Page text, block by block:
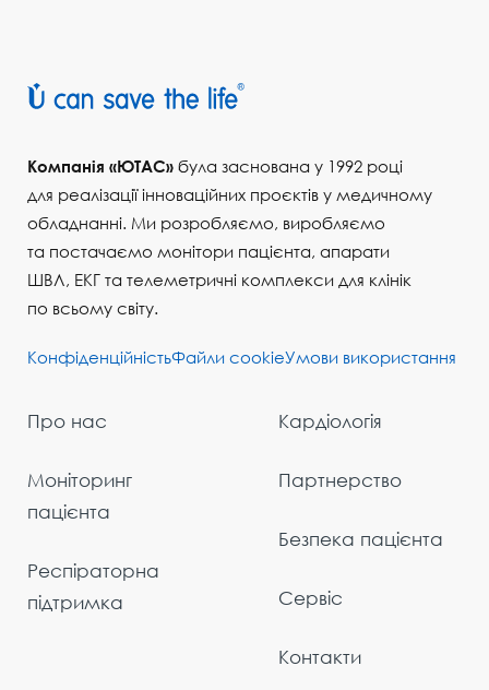
Компанія «ЮТАС»була заснована у 1992 році
для реалізації інноваційних проєктів у медичному
обладнанні. Ми розробляємо, виробляємо
та постачаємо монітори пацієнта, апарати
ШВЛ, ЕКГ та телеметричні комплекси для клінік
по всьому світу.
КонфіденційністьФайли cookieУмови використання
Про нас
Моніторинг
пацієнта
Респіраторна
підтримка
Кардіологія
Партнерство
Безпека пацієнта
Сервіс
Контакти